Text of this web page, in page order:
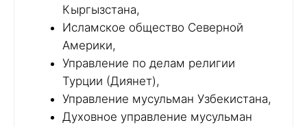
Кыргызстана,
Исламское общество Северной
Америки,
Управление по делам религии
Турции (Диянет),
Управление мусульман Узбекистана,
Духовное управление мусульман